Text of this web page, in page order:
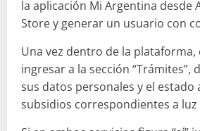
la aplicación Mi Argentina desde
Store y generar un usuario con
Una vez dentro de la
ingresar a la sección “Trámites”,
sus datos personales y el estado
subsidios correspondientes a luz